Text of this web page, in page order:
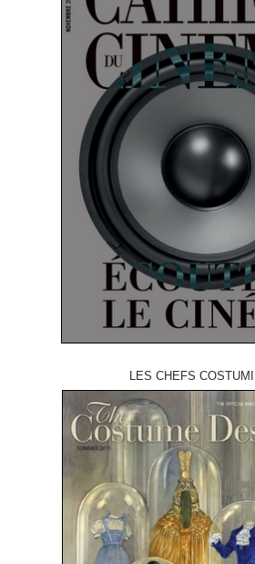
LES CHEFS